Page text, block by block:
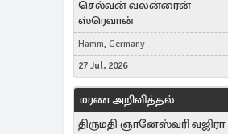
செல்வன் வலன்ரைன்
ஸ்ரெவான்
Hamm, Germany
27 Jul, 2026
மரண அறிவித்தல்
திருமதி ஞானேஸ்வரி வஜிரா